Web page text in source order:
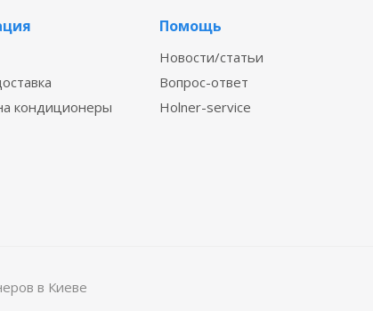
кондиционеры
Помощь
Новости/статьи
Вопрос-ответ
Holner-service
в Киеве